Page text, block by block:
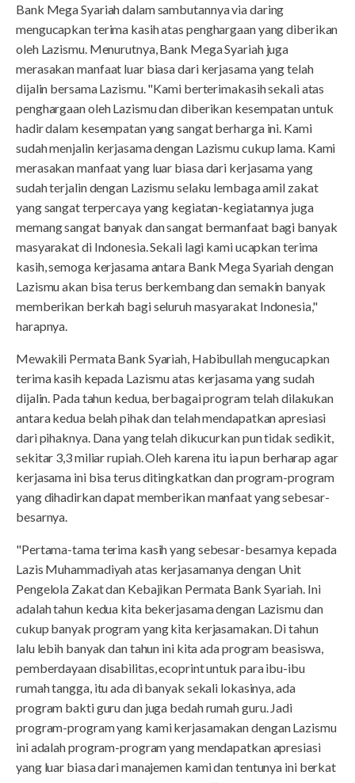
Bank Mega Syariah dalam sambutannya via daring
mengucapkan terima kasih atas penghargaan yang diberikan
oleh Lazismu. Menurutnya, Bank Mega Syariah juga
merasakan manfaat luar biasa dari kerjasama yang telah
dijalin bersama Lazismu. "Kami berterimakasih sekali atas
penghargaan oleh Lazismu dan diberikan kesempatan untuk
hadir dalam kesempatan yang sangat berharga ini. Kami
sudah menjalin kerjasama dengan Lazismu cukup lama. Kami
merasakan manfaat yang luar biasa dari kerjasama yang
sudah terjalin dengan Lazismu selaku lembaga amil zakat
yang sangat terpercaya yang kegiatan-kegiatannya juga
memang sangat banyak dan sangat bermanfaat bagi banyak
masyarakat di Indonesia. Sekali lagi kami ucapkan terima
kasih, semoga kerjasama antara Bank Mega Syariah dengan
Lazismu akan bisa terus berkembang dan semakin banyak
memberikan berkah bagi seluruh masyarakat Indonesia,"
harapnya.
Mewakili Permata Bank Syariah, Habibullah mengucapkan
terima kasih kepada Lazismu atas kerjasama yang sudah
dijalin. Pada tahun kedua, berbagai program telah dilakukan
antara kedua belah pihak dan telah mendapatkan apresiasi
dari pihaknya. Dana yang telah dikucurkan pun tidak sedikit,
sekitar 3,3 miliar rupiah. Oleh karena itu ia pun berharap agar
kerjasama ini bisa terus ditingkatkan dan program-program
yang dihadirkan dapat memberikan manfaat yang sebesar-
besarnya.
"Pertama-tama terima kasih yang sebesar-besarnya kepada
Lazis Muhammadiyah atas kerjasamanya dengan Unit
Pengelola Zakat dan Kebajikan Permata Bank Syariah. Ini
adalah tahun kedua kita bekerjasama dengan Lazismu dan
cukup banyak program yang kita kerjasamakan. Di tahun
lalu lebih banyak dan tahun ini kita ada program beasiswa,
pemberdayaan disabilitas, ecoprint untuk para ibu-ibu
rumah tangga, itu ada di banyak sekali lokasinya, ada
program bakti guru dan juga bedah rumah guru. Jadi
program-program yang kami kerjasamakan dengan Lazismu
ini adalah program-program yang mendapatkan apresiasi
yang luar biasa dari manajemen kami dan tentunya ini berkat